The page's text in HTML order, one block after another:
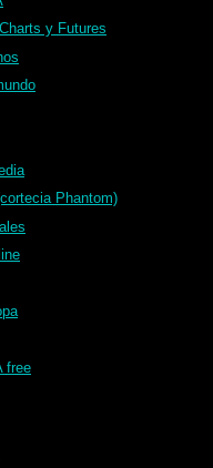
y Futures
Phantom)
free